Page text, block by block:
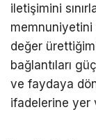
iletişimini
memnuniyetini
değer
bağlantıları
ve faydaya
ifadelerine yer